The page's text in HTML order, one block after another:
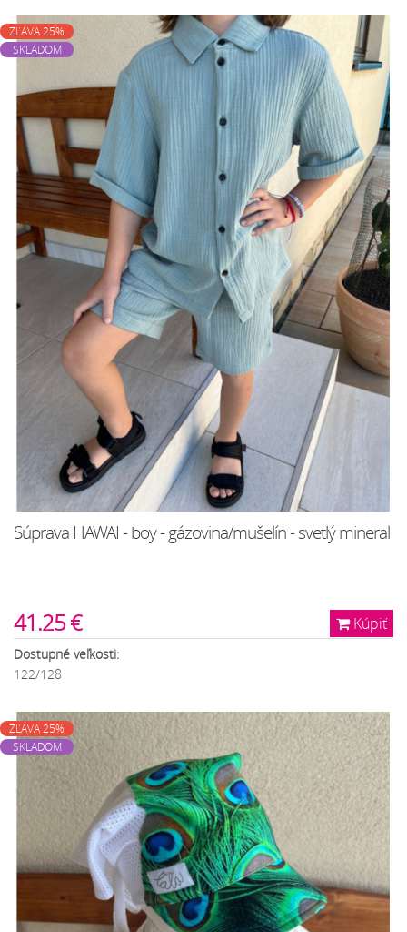
ZĽAVA 25%
SKLADOM
Súprava HAWAI - boy - gázovina/mušelín - svetlý mineral
Kúpiť
41.25 €
Dostupné veľkosti:
122/128
ZĽAVA 25%
SKLADOM